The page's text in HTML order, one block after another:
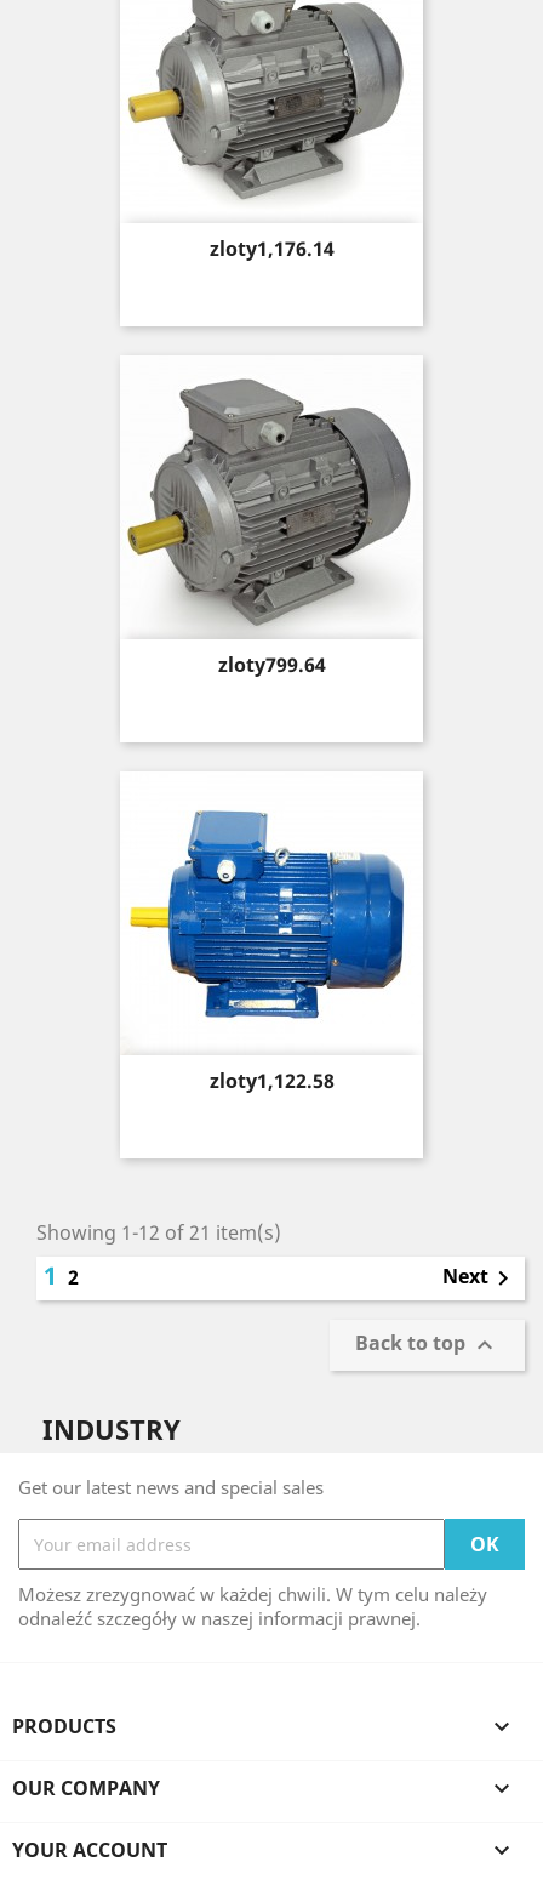
Price
zloty1,176.14
Price
zloty799.64
Price
zloty1,122.58
Showing 1-12 of 21 item(s)
1 2 Next 
Back to top 
INDUSTRY
Get our latest news and special sales
Możesz zrezygnować w każdej chwili. W tym celu należy
odnaleźć szczegóły w naszej informacji prawnej.
PRODUCTS 
OUR COMPANY 
YOUR ACCOUNT 